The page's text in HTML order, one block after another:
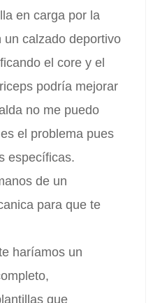
en carga por la
un calzado deportivo
el core y el
podría mejorar
no me puedo
el problema pues
específicas.
de un
para que te
haríamos un
que